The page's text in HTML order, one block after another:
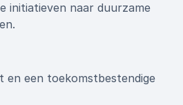
initiatieven naar duurzame
en een toekomstbestendige